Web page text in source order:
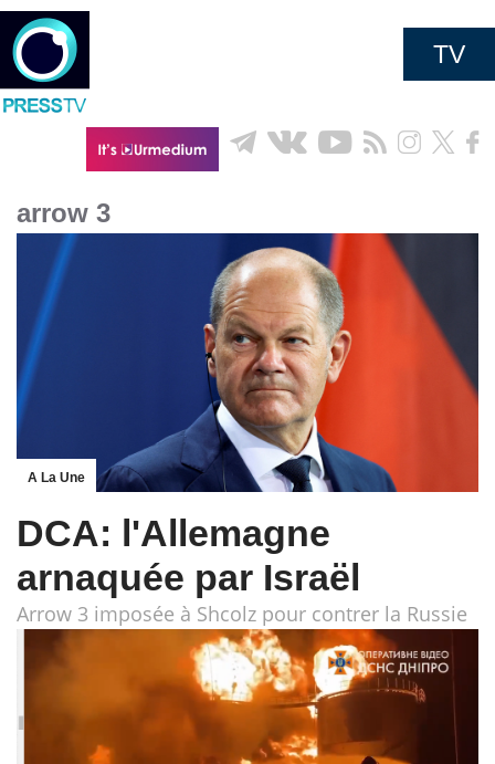
TV
arrow 3
A La Une
DCA: l'Allemagne
arnaquée par Israël
Arrow 3 imposée à Shcolz pour contrer la Russie